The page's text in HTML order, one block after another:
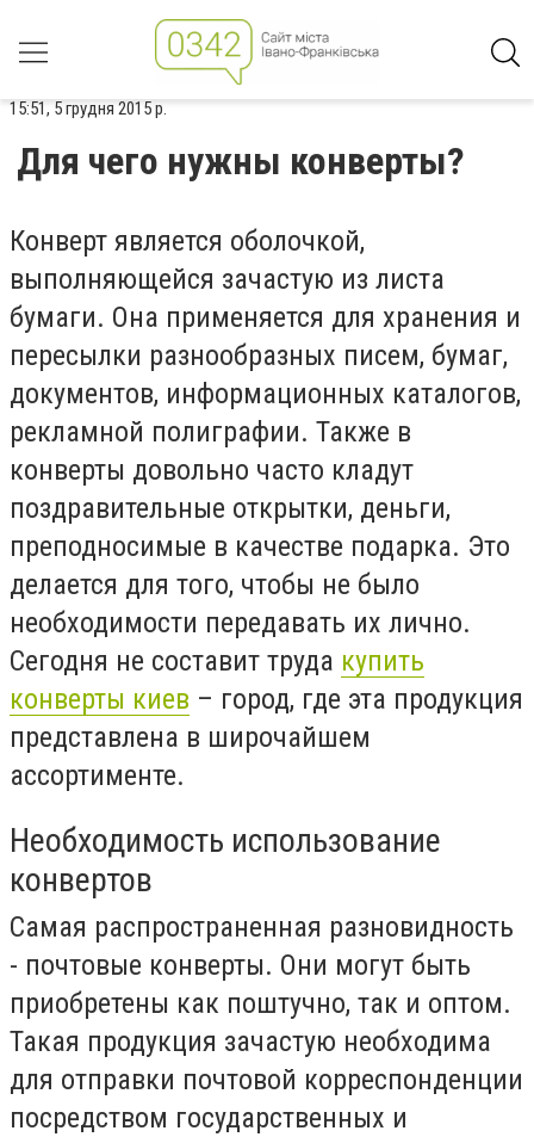
15:51, 5 грудня 2015 р.
Для чего нужны конверты?
Конверт является оболочкой,
выполняющейся зачастую из листа
бумаги. Она применяется для хранения и
пересылки разнообразных писем, бумаг,
документов, информационных каталогов,
рекламной полиграфии. Также в
конверты довольно часто кладут
поздравительные открытки, деньги,
преподносимые в качестве подарка. Это
делается для того, чтобы не было
необходимости передавать их лично.
Сегодня не составит труда купить
конверты киев – город, где эта продукция
представлена в широчайшем
ассортименте.
Необходимость использование
конвертов
Самая распространенная разновидность
- почтовые конверты. Они могут быть
приобретены как поштучно, так и оптом.
Такая продукция зачастую необходима
для отправки почтовой корреспонденции
посредством государственных и